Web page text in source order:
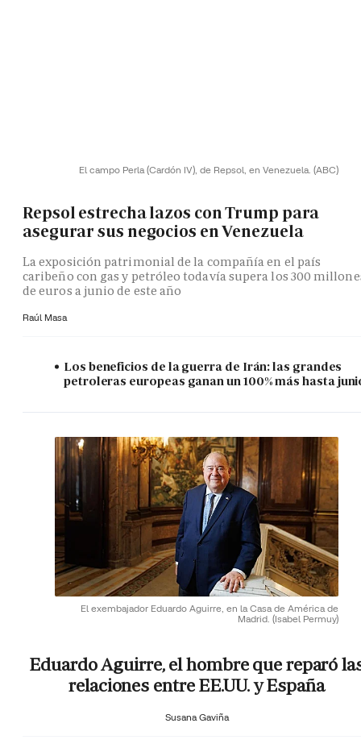
El campo Perla (Cardón IV), de Repsol, en Venezuela. (ABC)
Repsol estrecha lazos con Trump para
asegurar sus negocios en Venezuela
La exposición patrimonial de la compañía en el país
caribeño con gas y petróleo todavía supera los 300
de euros a junio de este año
Raúl Masa
Los beneficios de la guerra de Irán: las grandes
petroleras europeas ganan un 100% más hasta
El exembajador Eduardo Aguirre, en la Casa de América de
Madrid. (Isabel Permuy)
Eduardo Aguirre, el hombre que reparó
relaciones entre EE.UU. y España
Susana Gaviña